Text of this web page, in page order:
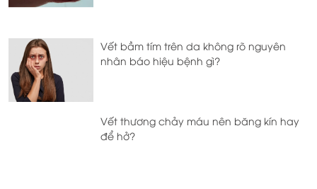
Vết bầm tím trên da không rõ nguyên
nhân báo hiệu bệnh gì?
Vết thương chảy máu nên băng kín hay
để hở?